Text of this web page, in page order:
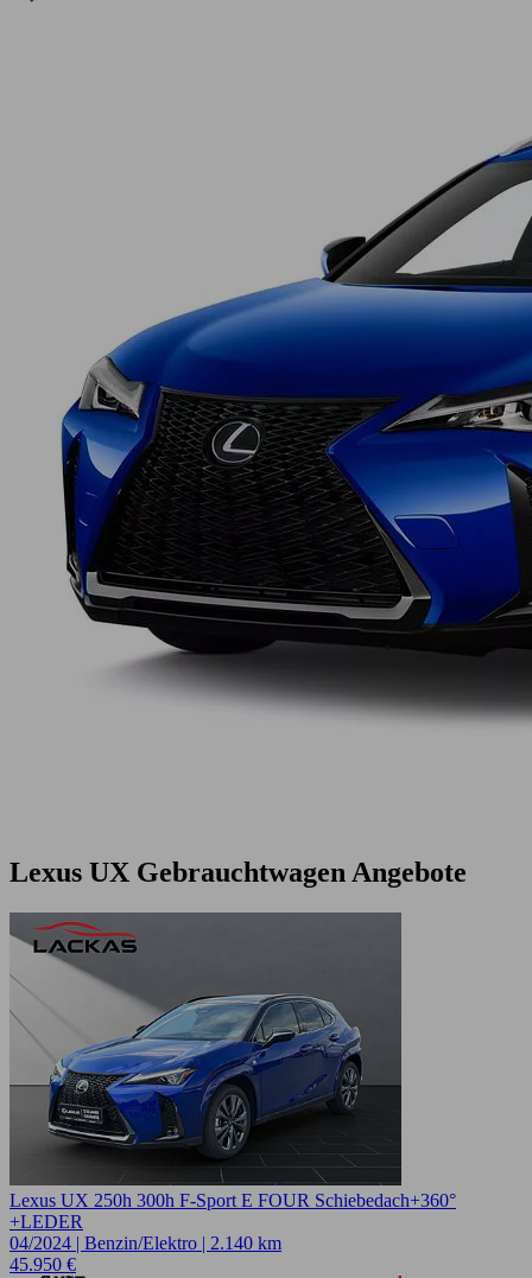
Lexus UX Gebrauchtwagen Angebote
Lexus UX 250h 300h F-Sport E FOUR Schiebedach+360°
+LEDER
04/2024 | Benzin/Elektro | 2.140 km
45.950 €